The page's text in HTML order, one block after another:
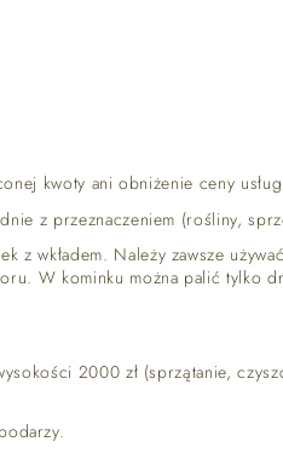
kwoty ani obniżenie ceny
z przeznaczeniem (rośliny,
wkładem. Należy zawsze
W kominku można palić tylko
2000 zł (sprzątanie,